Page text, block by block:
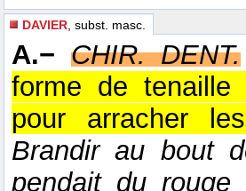
DAVIER , subst. masc.
A.− CHIR. DENT.
forme de tenaille
pour arracher
Brandir au bout
pendait du rouge